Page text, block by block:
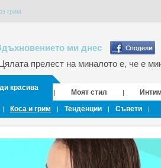
грим
ми днес
прелест на миналото е, че е
красива
| Моят стил |
| Коса и грим | Тенденции | Съвети |